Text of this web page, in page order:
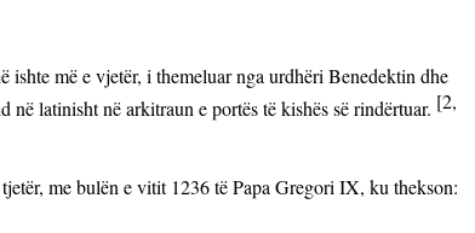
më e vjetër, i themeluar nga urdhëri Benedektin dhe
latinisht në arkitraun e portës të kishës së rindërtuar. [2,
me bulën e vitit 1236 të Papa Gregori IX, ku thekson: